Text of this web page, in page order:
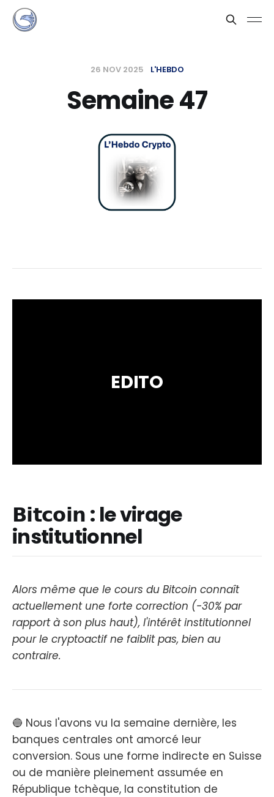
26 NOV 2025 L'HEBDO
Semaine 47
EDITO
𝗕𝗶𝘁𝗰𝗼𝗶𝗻 : le virage
institutionnel
Alors même que le cours du Bitcoin connaît
actuellement une forte correction (-30% par
rapport à son plus haut), l'intérêt institutionnel
pour le cryptoactif ne faiblit pas, bien au
contraire.
🔵 Nous l'avons vu la semaine dernière, les
banques centrales ont amorcé leur
conversion. Sous une forme indirecte en Suisse
ou de manière pleinement assumée en
République tchèque, la constitution de